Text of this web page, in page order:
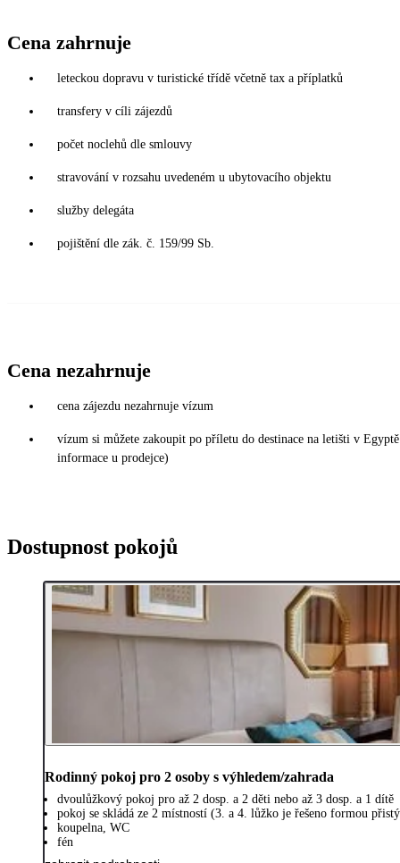
Cena zahrnuje
leteckou dopravu v turistické třídě včetně tax a příplatků
transfery v cíli zájezdů
počet noclehů dle smlouvy
stravování v rozsahu uvedeném u ubytovacího objektu
služby delegáta
pojištění dle zák. č. 159/99 Sb.
Cena nezahrnuje
cena zájezdu nezahrnuje vízum
vízum si můžete zakoupit po příletu do destinace na letišti v
informace u prodejce)
Dostupnost pokojů
Rodinný pokoj pro 2 osoby s výhledem/zahrada
dvoulůžkový pokoj pro až 2 dosp. a 2 děti nebo až 3 dosp. a 1 dítě
pokoj se skládá ze 2 místností (3. a 4. lůžko je řešeno formou
koupelna, WC
fén